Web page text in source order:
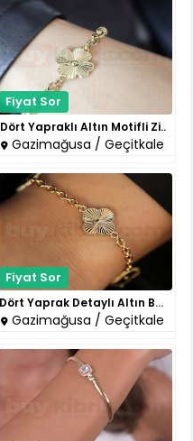
Fiyat Sor
Dört Yapraklı Altın Motifli Zi..
Gazimağusa / Geçitkale
Fiyat Sor
Dört Yaprak Detaylı Altın Bile..
Gazimağusa / Geçitkale